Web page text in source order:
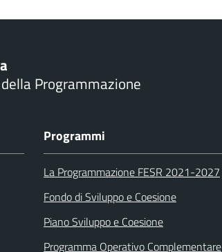
Programmazione
Programmi
La Programmazione FESR 2021-2027
Fondo di Sviluppo e Coesione
Piano Sviluppo e Coesione
Programma Operativo Complementare